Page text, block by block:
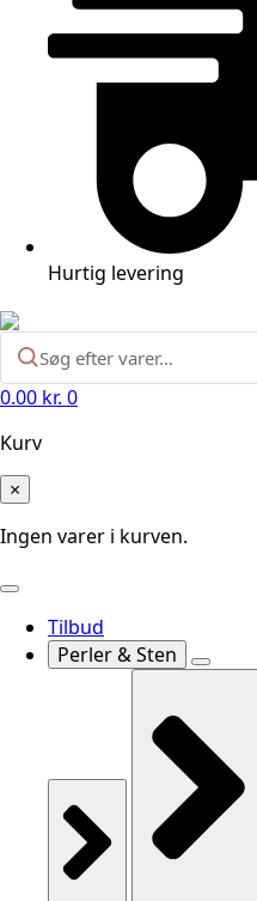
Hurtig levering
0.00 kr. 0
Kurv
×
Ingen varer i kurven.
Tilbud
Perler & Sten